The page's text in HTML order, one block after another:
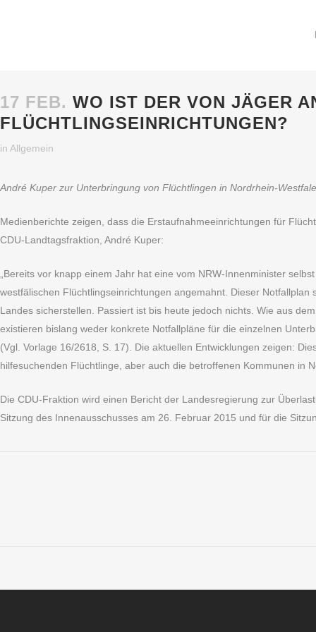
17 FEB. WO IST DER VON JÄGER
FLÜCHTLINGSEINRICHTUNGEN?
in Allgemein
André Kuper zur Unterbringung von Flüchtlingen in Nordrhein-
Medienberichte zeigen, dass die Erstaufnahmeeinrichtungen für
CDU-Landtagsfraktion, André Kuper:
„Bereits vor knapp einem Jahr hat eine vom NRW-Innenminister
westfälischen Flüchtlingseinrichtungen angemahnt. Dieser
Landes sicherstellen. Passiert ist bis heute jedoch nichts. Wie aus
existieren bislang weder konkrete Notfallpläne für die einzelnen
(Vgl. Vorlage 16/2618, S. 17). Die aktuellen Entwicklungen zeigen:
hilfesuchenden Flüchtlinge, aber auch die betroffenen Kommunen in
Die CDU-Fraktion wird einen Bericht der Landesregierung zur
Sitzung des Innenausschusses am 26. Februar 2015 und für die